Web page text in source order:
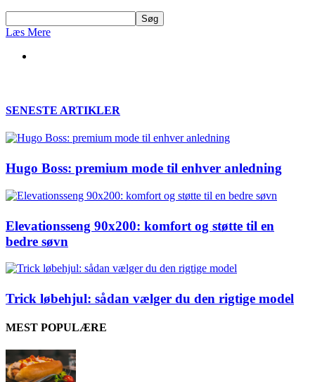
Læs Mere
SENESTE ARTIKLER
Hugo Boss: premium mode til enhver anledning
Elevationsseng 90x200: komfort og støtte til en
bedre søvn
Trick løbehjul: sådan vælger du den rigtige model
MEST POPULÆRE